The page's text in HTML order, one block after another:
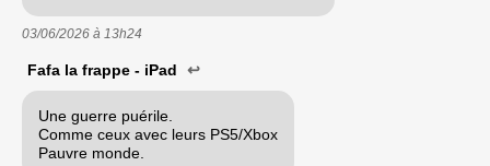
03/06/2026 à 13h24
Fafa la frappe - iPad ↩
Une guerre puérile.
Comme ceux avec leurs PS5/Xbox
Pauvre monde.